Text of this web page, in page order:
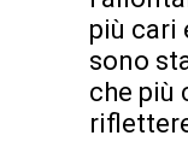
più cari
sono
che più